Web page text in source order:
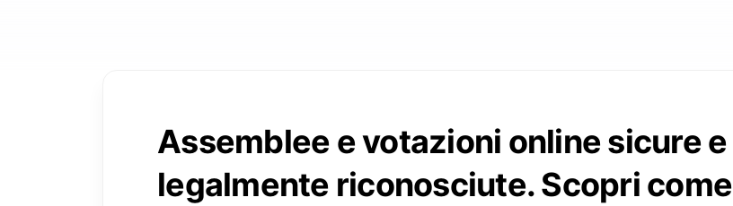
Assemblee e votazioni online sicure e
legalmente riconosciute. Scopri come